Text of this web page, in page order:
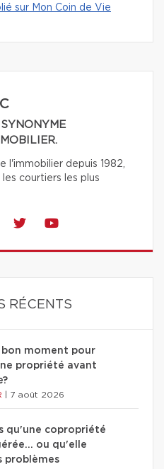
sur Mon Coin de Vie
l'immobilier depuis 1982,
courtiers les plus
RÉCENTS
bon moment pour
propriété avant
7 août 2026
qu'une copropriété
ou qu'elle
problèmes